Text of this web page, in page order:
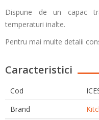
Dispune de un capac
temperaturi inalte.
Pentru mai multe detalii
Caracteristici
Cod
Brand